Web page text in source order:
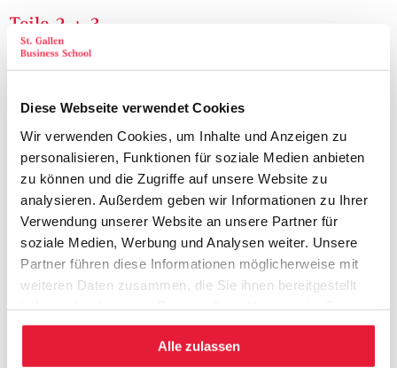
Diese Webseite verwendet Cookies
Wir verwenden Cookies, um Inhalte und Anzeigen zu
personalisieren, Funktionen für soziale Medien anbieten
zu können und die Zugriffe auf unsere Website zu
analysieren. Außerdem geben wir Informationen zu Ihrer
Verwendung unserer Website an unsere Partner für
soziale Medien, Werbung und Analysen weiter. Unsere
Partner führen diese Informationen möglicherweise mit
weiteren Daten zusammen, die Sie ihnen bereitgestellt
gesammelt haben.
Alle zulassen
Teile 2 + 3
Im zweiten und dritten Programmteil lernen Sie,
Strategie für Ihren Funktionsbereich, Ihr Service-Center oder
Ihre Querschnitts-Funktion im Konzern resp. Unternehmen
zu erarbeiten
Die funktionale Strategie mit der Gesamtstrategie des
Unternehmens und den normativen Vorgaben von oben zu
harmonisieren
Die eigene Rolle als Leiter:in des funktionalen Bereichs im
Zusammenspiel mit den Verantwortlichen der
Geschäftsbereiche, Divisions, Business Units u.a. zu klären